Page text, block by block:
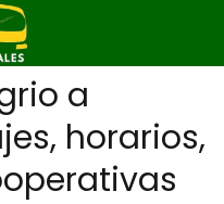
a
horarios,